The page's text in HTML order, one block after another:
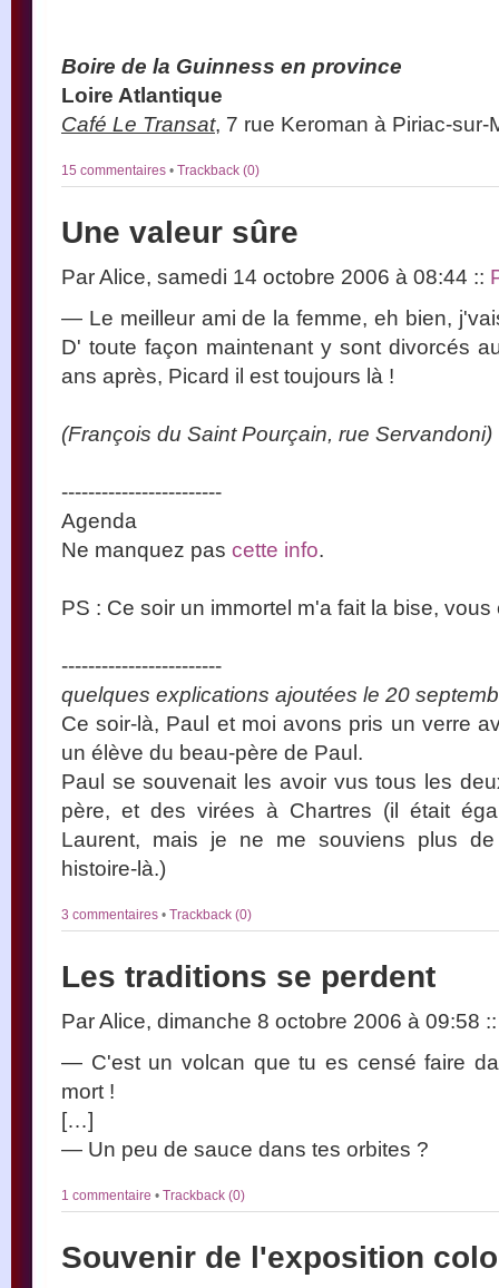
Boire de la Guinness en province
Loire Atlantique
Café Le Transat, 7 rue Keroman à Piriac-
15 commentaires • Trackback (0)
Une valeur sûre
Par Alice, samedi 14 octobre 2006 à 08:44 ::
— Le meilleur ami de la femme, eh bien,
D' toute façon maintenant y sont divorcés
ans après, Picard il est toujours là !
(François du Saint Pourçain, rue Servandoni)
------------------------
Agenda
Ne manquez pas cette info.
PS : Ce soir un immortel m'a fait la bise,
------------------------
quelques explications ajoutées le 20
Ce soir-là, Paul et moi avons pris un verre
un élève du beau-père de Paul.
Paul se souvenait les avoir vus tous les
père, et des virées à Chartres (il était
Laurent, mais je ne me souviens plus de
histoire-là.)
3 commentaires • Trackback (0)
Les traditions se perdent
Par Alice, dimanche 8 octobre 2006 à 09:58 ::
— C'est un volcan que tu es censé faire
mort !
[…]
— Un peu de sauce dans tes orbites ?
1 commentaire • Trackback (0)
Souvenir de l'exposition